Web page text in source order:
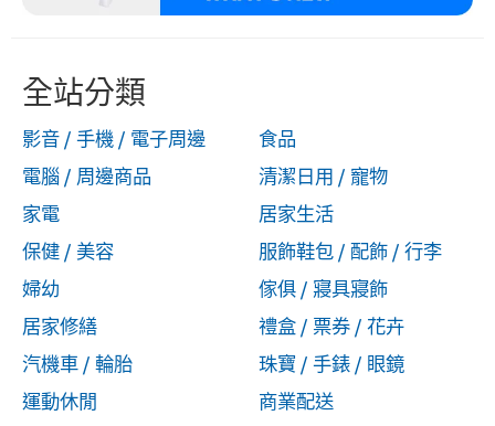
全站分類
影音 / 手機 / 電子周邊
電腦 / 周邊商品
家電
保健 / 美容
婦幼
食品
清潔日用 / 寵物
居家生活
服飾鞋包 / 配飾 / 行李
傢俱 / 寢具寢飾
居家修繕
汽機車 / 輪胎
運動休閒
禮盒 / 票券 / 花卉
珠寶 / 手錶 / 眼鏡
商業配送